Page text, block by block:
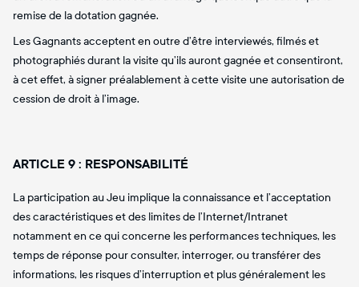
remise de la dotation gagnée.
Les Gagnants acceptent en outre d’être interviewés, filmés et
photographiés durant la visite qu’ils auront gagnée et consentiront,
à cet effet, à signer préalablement à cette visite une autorisation de
cession de droit à l’image.
ARTICLE 9 : RESPONSABILITÉ
La participation au Jeu implique la connaissance et l’acceptation
des caractéristiques et des limites de l’Internet/Intranet
notamment en ce qui concerne les performances techniques, les
temps de réponse pour consulter, interroger, ou transférer des
informations, les risques d’interruption et plus généralement les